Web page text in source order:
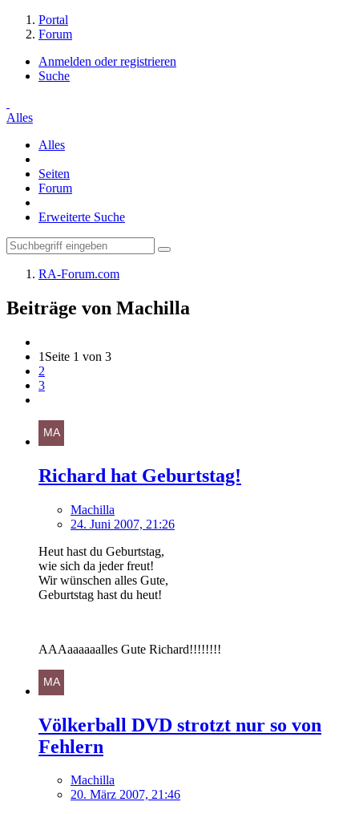
Portal
Forum
Anmelden oder registrieren
Suche
Alles
Alles
Seiten
Forum
Erweiterte Suche
RA-Forum.com
Beiträge von Machilla
1 Seite 1 von 3
2
3
Richard hat Geburtstag!
Machilla
24. Juni 2007, 21:26
Heut hast du Geburtstag,
wie sich da jeder freut!
Wir wünschen alles Gute,
Geburtstag hast du heut!
AAAaaaaaalles Gute Richard!!!!!!!!
Völkerball DVD strotzt nur so von
Fehlern
Machilla
20. März 2007, 21:46